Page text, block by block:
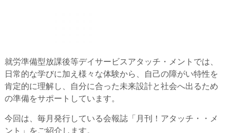
就労準備型放課後等デイサービスアタッチ・メントでは、
日常的な学びに加え様々な体験から、自己の障がい特性を
肯定的に理解し、自分に合った未来設計と社会へ出るため
の準備をサポートしています。
今回は、毎月発行している会報誌「月刊！アタッチ・・メ
ント」をご紹介します。